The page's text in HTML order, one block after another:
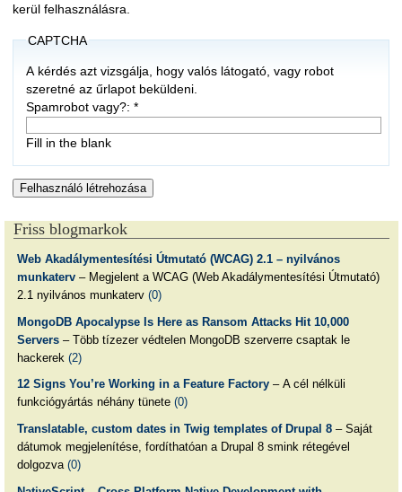
kerül felhasználásra.
CAPTCHA
A kérdés azt vizsgálja, hogy valós látogató, vagy robot
szeretné az űrlapot beküldeni.
Spamrobot vagy?:*
Fill in the blank
Friss blogmarkok
Web Akadálymentesítési Útmutató (WCAG) 2.1 – nyilvános
munkaterv– Megjelent a WCAG (Web Akadálymentesítési Útmutató)
2.1 nyilvános munkaterv (0)
MongoDB Apocalypse Is Here as Ransom Attacks Hit 10,000
Servers– Több tízezer védtelen MongoDB szerverre csaptak le
hackerek (2)
12 Signs You’re Working in a Feature Factory– A cél nélküli
funkciógyártás néhány tünete (0)
Translatable, custom dates in Twig templates of Drupal 8– Saját
dátumok megjelenítése, fordíthatóan a Drupal 8 smink rétegével
dolgozva (0)